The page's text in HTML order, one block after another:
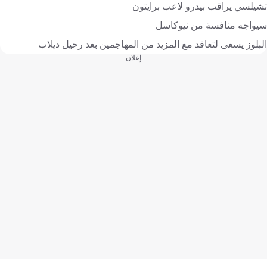
الدوري الإنجليزي الممتاز
كرة قدم
تشيلسي يراقب بيدرو لاعب برايتون
سيواجه منافسة من نيوكاسل
البلوز يسعى لتعاقد مع المزيد من المهاجمين بعد رحيل ديلاب
إعلان